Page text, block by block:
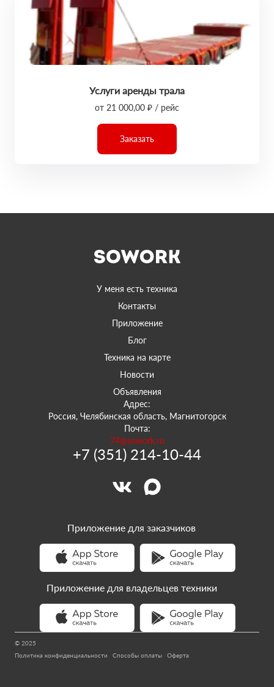
Услуги аренды трала
от 21 000,00 ₽ / рейс
Заказать
У меня есть техника
Контакты
Приложение
Блог
Техника на карте
Новости
Объявления
Адрес:
Россия, Челябинская область, Магнитогорск
Почта:
74@sowork.ru
+7 (351) 214-10-44
© 2025
Политика конфиденциальности
Способы оплаты Оферта
Приложение для заказчиков
Приложение для владельцев техники